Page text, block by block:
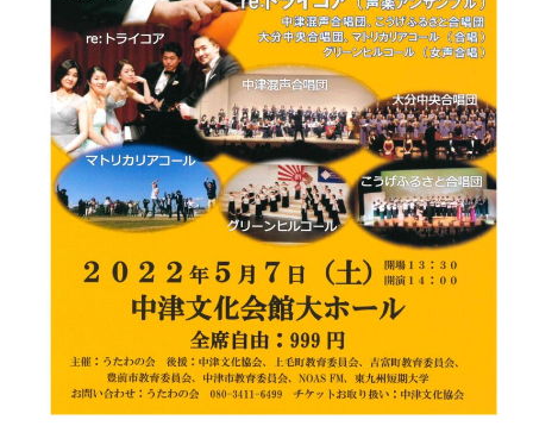
快
な
仲
間
た
ち
2022
年
5
月
7
日
(土)14:00
～
は